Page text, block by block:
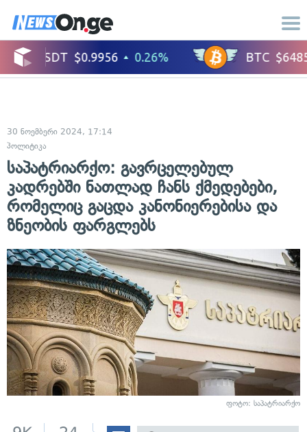
30 ნოემბერი 2024, 17:14
პოლიტიკა
საპატრიარქო: გავრცელებულ
კადრებში ნათლად ჩანს ქმედებები,
რომელიც გაცდა კანონიერებისა და
ზნეობის ფარგლებს
ფოტო: საპატრიარქო